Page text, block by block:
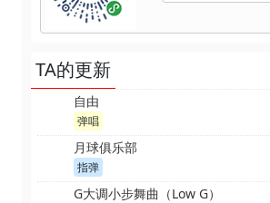
TA的更新
自由
弹唱
月球俱乐部
指弹
G大调小步舞曲（Low G）